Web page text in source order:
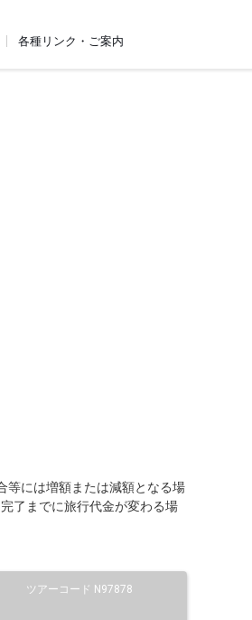
各種リンク・ご案内
等には増額または減額となる場
了までに旅行代金が変わる場
ツアーコード N97878